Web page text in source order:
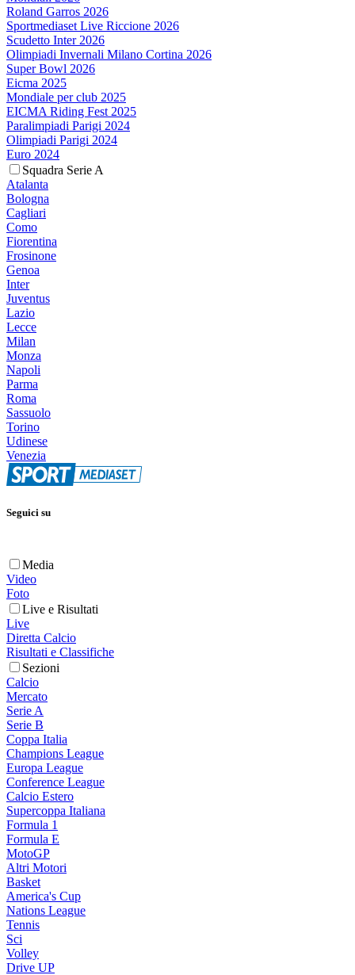
Roland Garros 2026
Sportmediaset Live Riccione 2026
Scudetto Inter 2026
Olimpiadi Invernali Milano Cortina 2026
Super Bowl 2026
Eicma 2025
Mondiale per club 2025
EICMA Riding Fest 2025
Paralimpiadi Parigi 2024
Olimpiadi Parigi 2024
Euro 2024
Squadra Serie A
Atalanta
Bologna
Cagliari
Como
Fiorentina
Frosinone
Genoa
Inter
Juventus
Lazio
Lecce
Milan
Monza
Napoli
Parma
Roma
Sassuolo
Torino
Udinese
Venezia
Seguici su
Media
Video
Foto
Live e Risultati
Live
Diretta Calcio
Risultati e Classifiche
Sezioni
Calcio
Mercato
Serie A
Serie B
Coppa Italia
Champions League
Europa League
Conference League
Calcio Estero
Supercoppa Italiana
Formula 1
Formula E
MotoGP
Altri Motori
Basket
America's Cup
Nations League
Tennis
Sci
Volley
Drive UP